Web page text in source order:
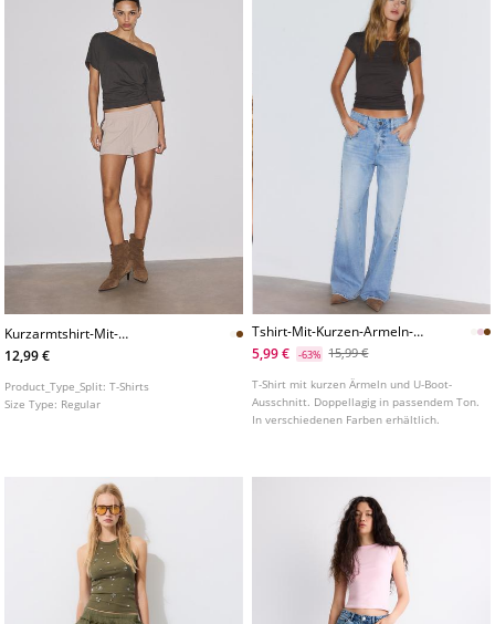
Kurzarmtshirt-Mit-
Ubootausschnitt-Und-
Raffungen-L07055550
12,99 €
Product_Type_Split:T-Shirts
Size Type: Regular
Tshirt-Mit-Kurzen-Armeln-
Und-Doppellagig
5,99 € -63% 15,99 €
T-Shirt mit kurzen Ärmeln und U-Boot-
Ausschnitt. Doppellagig in passendem Ton.
In verschiedenen Farben erhältlich.